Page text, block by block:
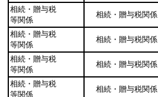
相続・贈与税
等関係
相続・贈与税関係
相続・贈与税
等関係
相続・贈与税関係
相続・贈与税
等関係
相続・贈与税関係
相続・贈与税
等関係
相続・贈与税関係